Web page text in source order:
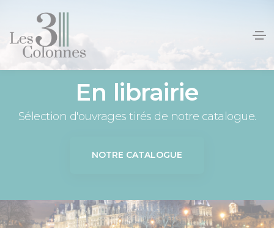
En librairie
Sélection d'ouvrages tirés de notre catalogue.
NOTRE CATALOGUE